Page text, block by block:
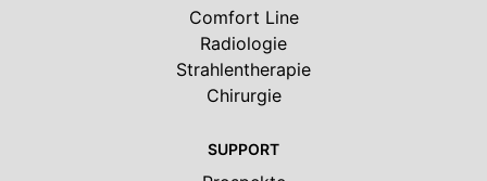
Comfort Line
Radiologie
Strahlentherapie
Chirurgie
SUPPORT